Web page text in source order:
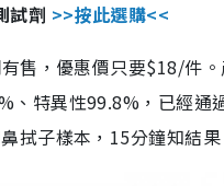
試劑 >>按此選購<<
售，優惠價只要$18/件
、特異性99.8%，已經
拭子樣本，15分鐘知結果